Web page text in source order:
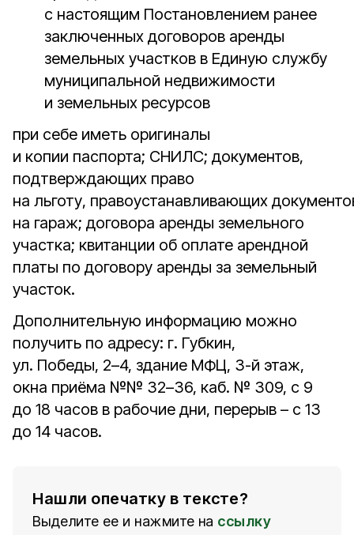
с настоящим Постановлением ранее
заключенных договоров аренды
земельных участков в Единую службу
муниципальной недвижимости
и земельных ресурсов
при себе иметь оригиналы
и копии паспорта; СНИЛС; документов,
подтверждающих право
на льготу, правоустанавливающих
на гараж; договора аренды земельного
участка; квитанции об оплате арендной
платы по договору аренды за земельный
участок.
Дополнительную информацию можно
получить по адресу: г. Губкин,
ул. Победы, 2–4, здание МФЦ, 3-й этаж,
окна приёма №№ 32–36, каб. № 309, с 9
до 18 часов в рабочие дни, перерыв – с 13
до 14 часов.
Нашли опечатку в тексте?
Выделите ее и нажмите на ссылку